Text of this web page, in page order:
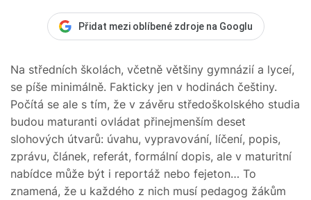
Přidat mezi oblíbené zdroje na Googlu
Na středních školách, včetně většiny gymnázií a lyceí,
se píše minimálně. Fakticky jen v hodinách češtiny.
Počítá se ale s tím, že v závěru středoškolského studia
budou maturanti ovládat přinejmenším deset
slohových útvarů: úvahu, vypravování, líčení, popis,
zprávu, článek, referát, formální dopis, ale v maturitní
nabídce může být i reportáž nebo fejeton… To
znamená, že u každého z nich musí pedagog žákům